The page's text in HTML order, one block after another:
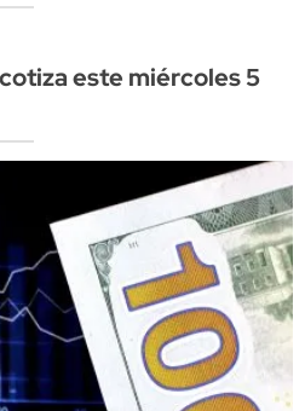
este miércoles 5